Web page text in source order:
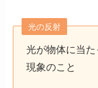
光の反射
光が物体に当
現象のこと